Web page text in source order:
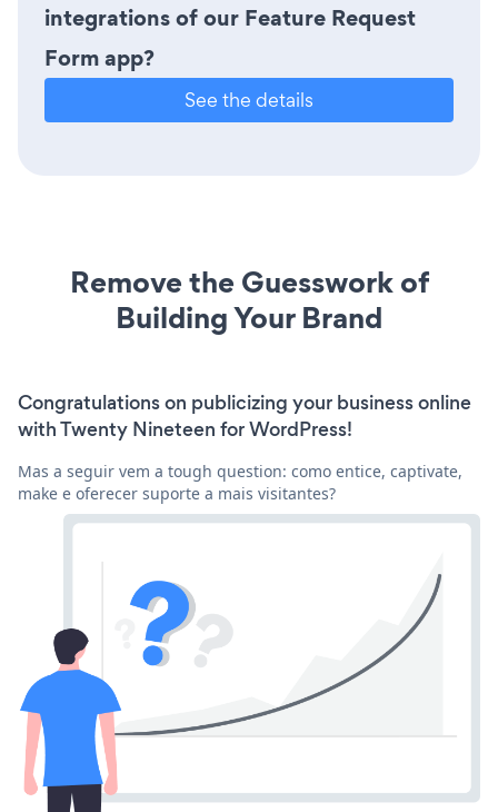
integrations of our Feature Request
Form app?
See the details
Remove the Guesswork of
Building Your Brand
Congratulations on publicizing your business online
with Twenty Nineteen for WordPress!
Mas a seguir vem a tough question: como entice, captivate,
make e oferecer suporte a mais visitantes?